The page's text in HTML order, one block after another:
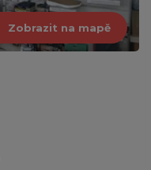
Zobrazit na mapě